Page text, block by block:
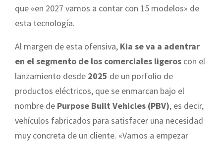
que «en 2027 vamos a contar con 15 modelos» de
esta tecnología.
Al margen de esta ofensiva, Kia se va a adentrar
en el segmento de los comerciales ligeros con el
lanzamiento desde 2025 de un porfolio de
productos eléctricos, que se enmarcan bajo el
nombre de Purpose Built Vehicles (PBV), es decir,
vehículos fabricados para satisfacer una necesidad
muy concreta de un cliente. «Vamos a empezar